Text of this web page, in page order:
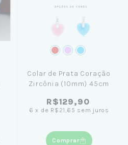
Colar de Prata Coração
Zircônia (10mm) 45cm
R$129,90
6 x de R$21,65 sem juros
Comprar